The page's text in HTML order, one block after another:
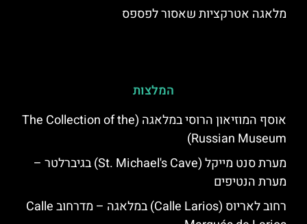
מלאגה אטרקציות שאסור לפספס
המלצות
אוסף המוזיאון הרוסי במלאגה (The Collection of the
Russian Museum)
מערת סנט מייקל (St. Michael's Cave) בגיברלטר –
מערת הנטיפים
רחוב לאריוס (Calle Larios) במלאגה – מדרחוב Calle